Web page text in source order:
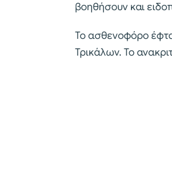
βοηθήσουν και
Το ασθενοφόρο
Τρικάλων. Το